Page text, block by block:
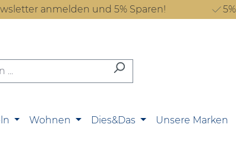
anmelden und 5% Sparen!
Wohnen Dies&Das Unsere Marken